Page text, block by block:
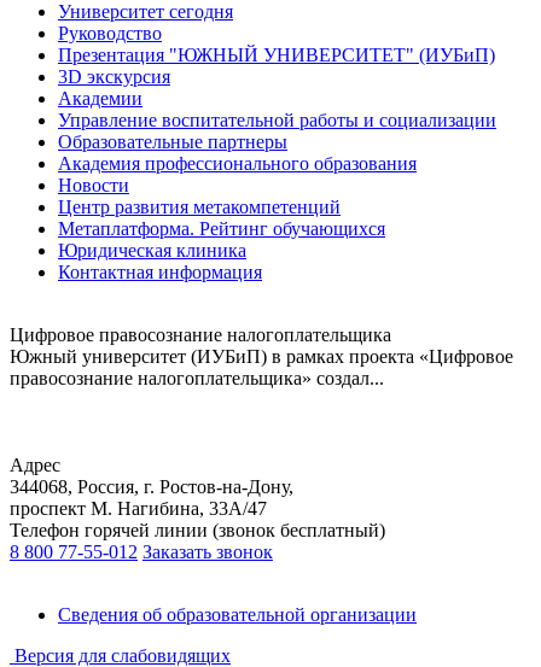
Университет сегодня
Руководство
Презентация "ЮЖНЫЙ УНИВЕРСИТЕТ" (ИУБиП)
3D экскурсия
Академии
Управление воспитательной работы и социализации
Образовательные партнеры
Академия профессионального образования
Новости
Центр развития метакомпетенций
Метаплатформа. Рейтинг обучающихся
Юридическая клиника
Контактная информация
Цифровое правосознание налогоплательщика
Южный университет (ИУБиП) в рамках проекта «Цифровое
правосознание налогоплательщика» создал...
Адрес
344068, Россия, г. Ростов-на-Дону,
проспект М. Нагибина, 33А/47
Телефон горячей линии (звонок бесплатный)
8 800 77-55-012 Заказать звонок
Сведения об образовательной организации
Версия для слабовидящих